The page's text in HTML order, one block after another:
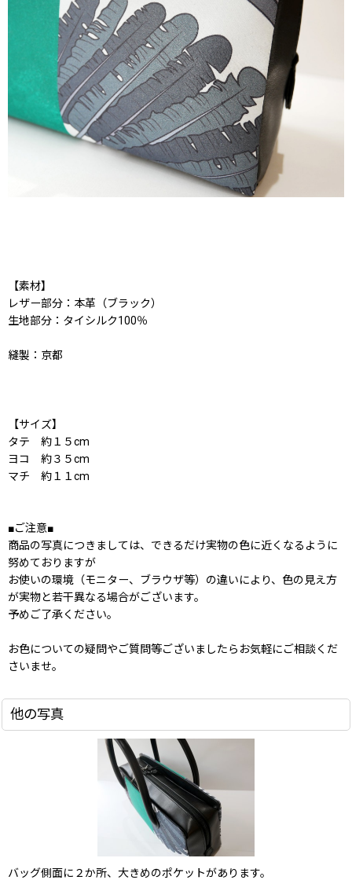
【素材】
レザー部分：本革（ブラック）
生地部分：タイシルク100％
縫製：京都
【サイズ】
タテ 約１５cm
ヨコ 約３５cm
マチ 約１１cm
■ご注意■
商品の写真につきましては、できるだけ実物の色に近くなるように
努めておりますが
お使いの環境（モニター、ブラウザ等）の違いにより、色の見え方
が実物と若干異なる場合がございます。
予めご了承ください。
お色についての疑問やご質問等ございましたらお気軽にご相談くだ
さいませ。
他の写真
バッグ側面に２か所、大きめのポケットがあります。